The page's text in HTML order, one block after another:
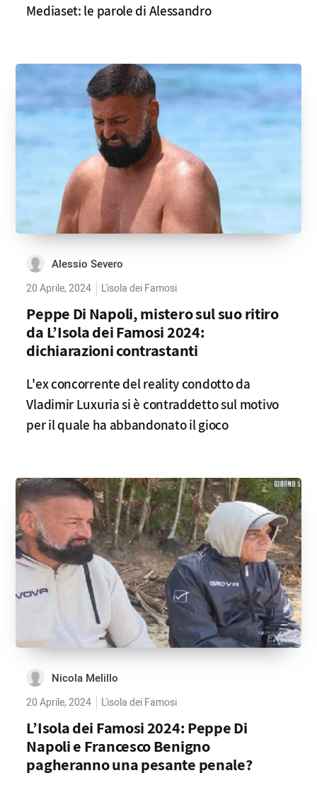
Mediaset: le parole di Alessandro
Alessio Severo
20 Aprile, 2024 L'isola dei Famosi
Peppe Di Napoli, mistero sul suo ritiro
da L’Isola dei Famosi 2024:
dichiarazioni contrastanti
L'ex concorrente del reality condotto da
Vladimir Luxuria si è contraddetto sul motivo
per il quale ha abbandonato il gioco
Nicola Melillo
20 Aprile, 2024 L'isola dei Famosi
L’Isola dei Famosi 2024: Peppe Di
Napoli e Francesco Benigno
pagheranno una pesante penale?